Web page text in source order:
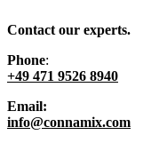
Contact our experts.
Phone:
+49 471 9526 8940
Email:
info@connamix.com